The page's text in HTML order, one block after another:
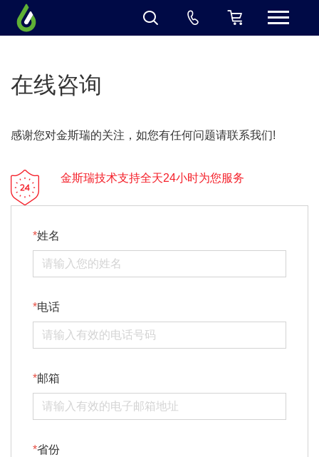
在线咨询
感谢您对金斯瑞的关注，如您有任何问题请联系我们!
金斯瑞技术支持全天24小时为您服务
姓名
电话
邮箱
省份